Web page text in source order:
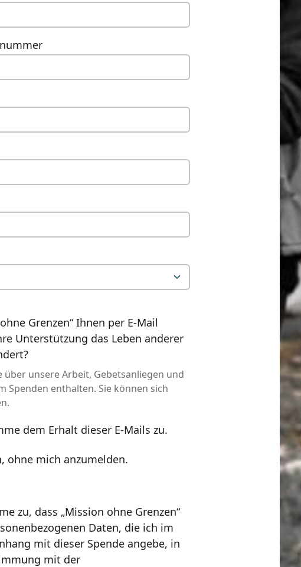
Grenzen“ Ihnen per E-Mail
Unterstützung das Leben anderer
über unsere Arbeit, Gebetsanliegen und
Spenden enthalten. Sie können sich
dem Erhalt dieser E-Mails zu.
ohne mich anzumelden.
zu, dass „Mission ohne Grenzen“
Daten, die ich im
mit dieser Spende angebe, in
mit der